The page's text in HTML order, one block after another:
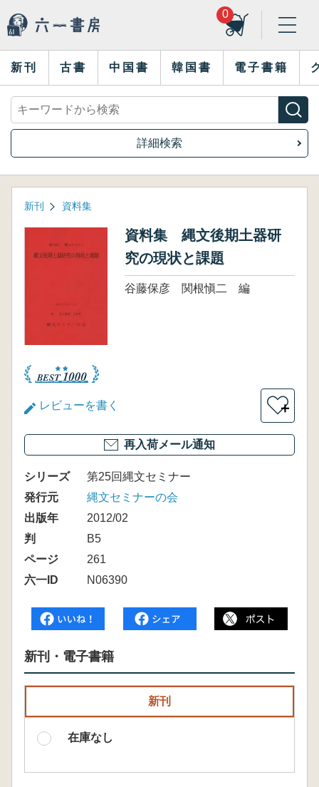
0
新刊 古書 中国書 韓国書 電子書籍
詳細検索
新刊 資料集
資料集 縄文後期土器研
究の現状と課題
谷藤保彦 関根愼二 編
レビューを書く ＋
再入荷メール通知
シリーズ
第25回縄文セミナー
発行元
縄文セミナーの会
出版年
2012/02
判
B5
ページ
261
六一ID
N06390
新刊・電子書籍
新刊
在庫なし